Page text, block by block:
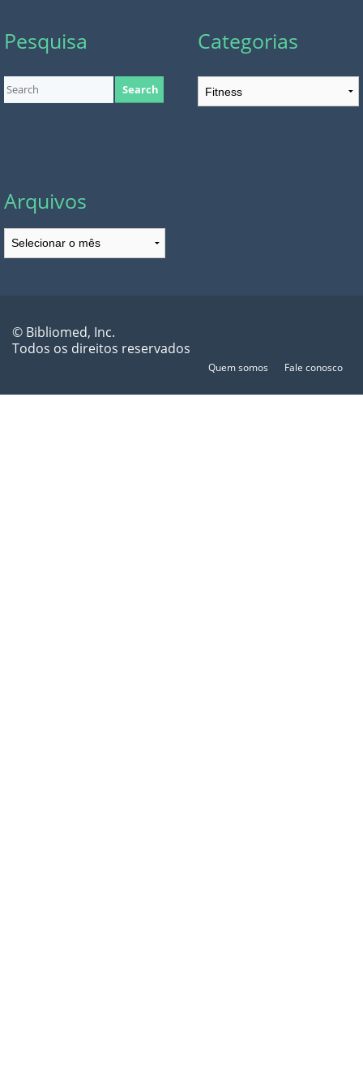
Pesquisa Categorias
Categorias
Arquivos
Arquivos
© Bibliomed, Inc.
Todos os direitos reservados
Quem somos Fale conosco